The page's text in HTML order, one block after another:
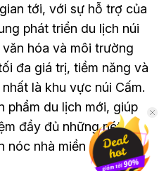
tới, với sự hỗ trợ của
phát triển du lịch núi
hóa và môi trường
đa giá trị, tiềm năng và
là khu vực núi Cấm.
phẩm du lịch mới, giúp
đầy đủ những nét
nóc nhà miền Tây.